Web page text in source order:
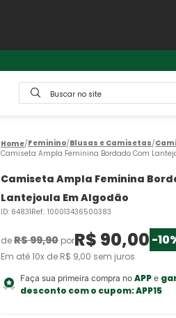
Buscar no site
Feminino Blusas e Camisetas
Camiseta Ampla Feminina Bordado Com
Camiseta Ampla Feminina
Lantejoula Em Algodão
ID: 64831Ref.: 100013436500383
deR$99,90porR$ 90,00 -
Em até10x de R$ 9,00 sem juros
Faça sua primeira compra no APPe
desconto com o cupom:APP15